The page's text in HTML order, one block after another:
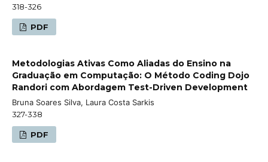
318-326
PDF
Metodologias Ativas Como Aliadas do Ensino na
Graduação em Computação: O Método Coding Dojo
Randori com Abordagem Test-Driven Development
Bruna Soares Silva, Laura Costa Sarkis
327-338
PDF